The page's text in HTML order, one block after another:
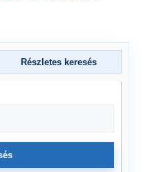
Részletes keresés